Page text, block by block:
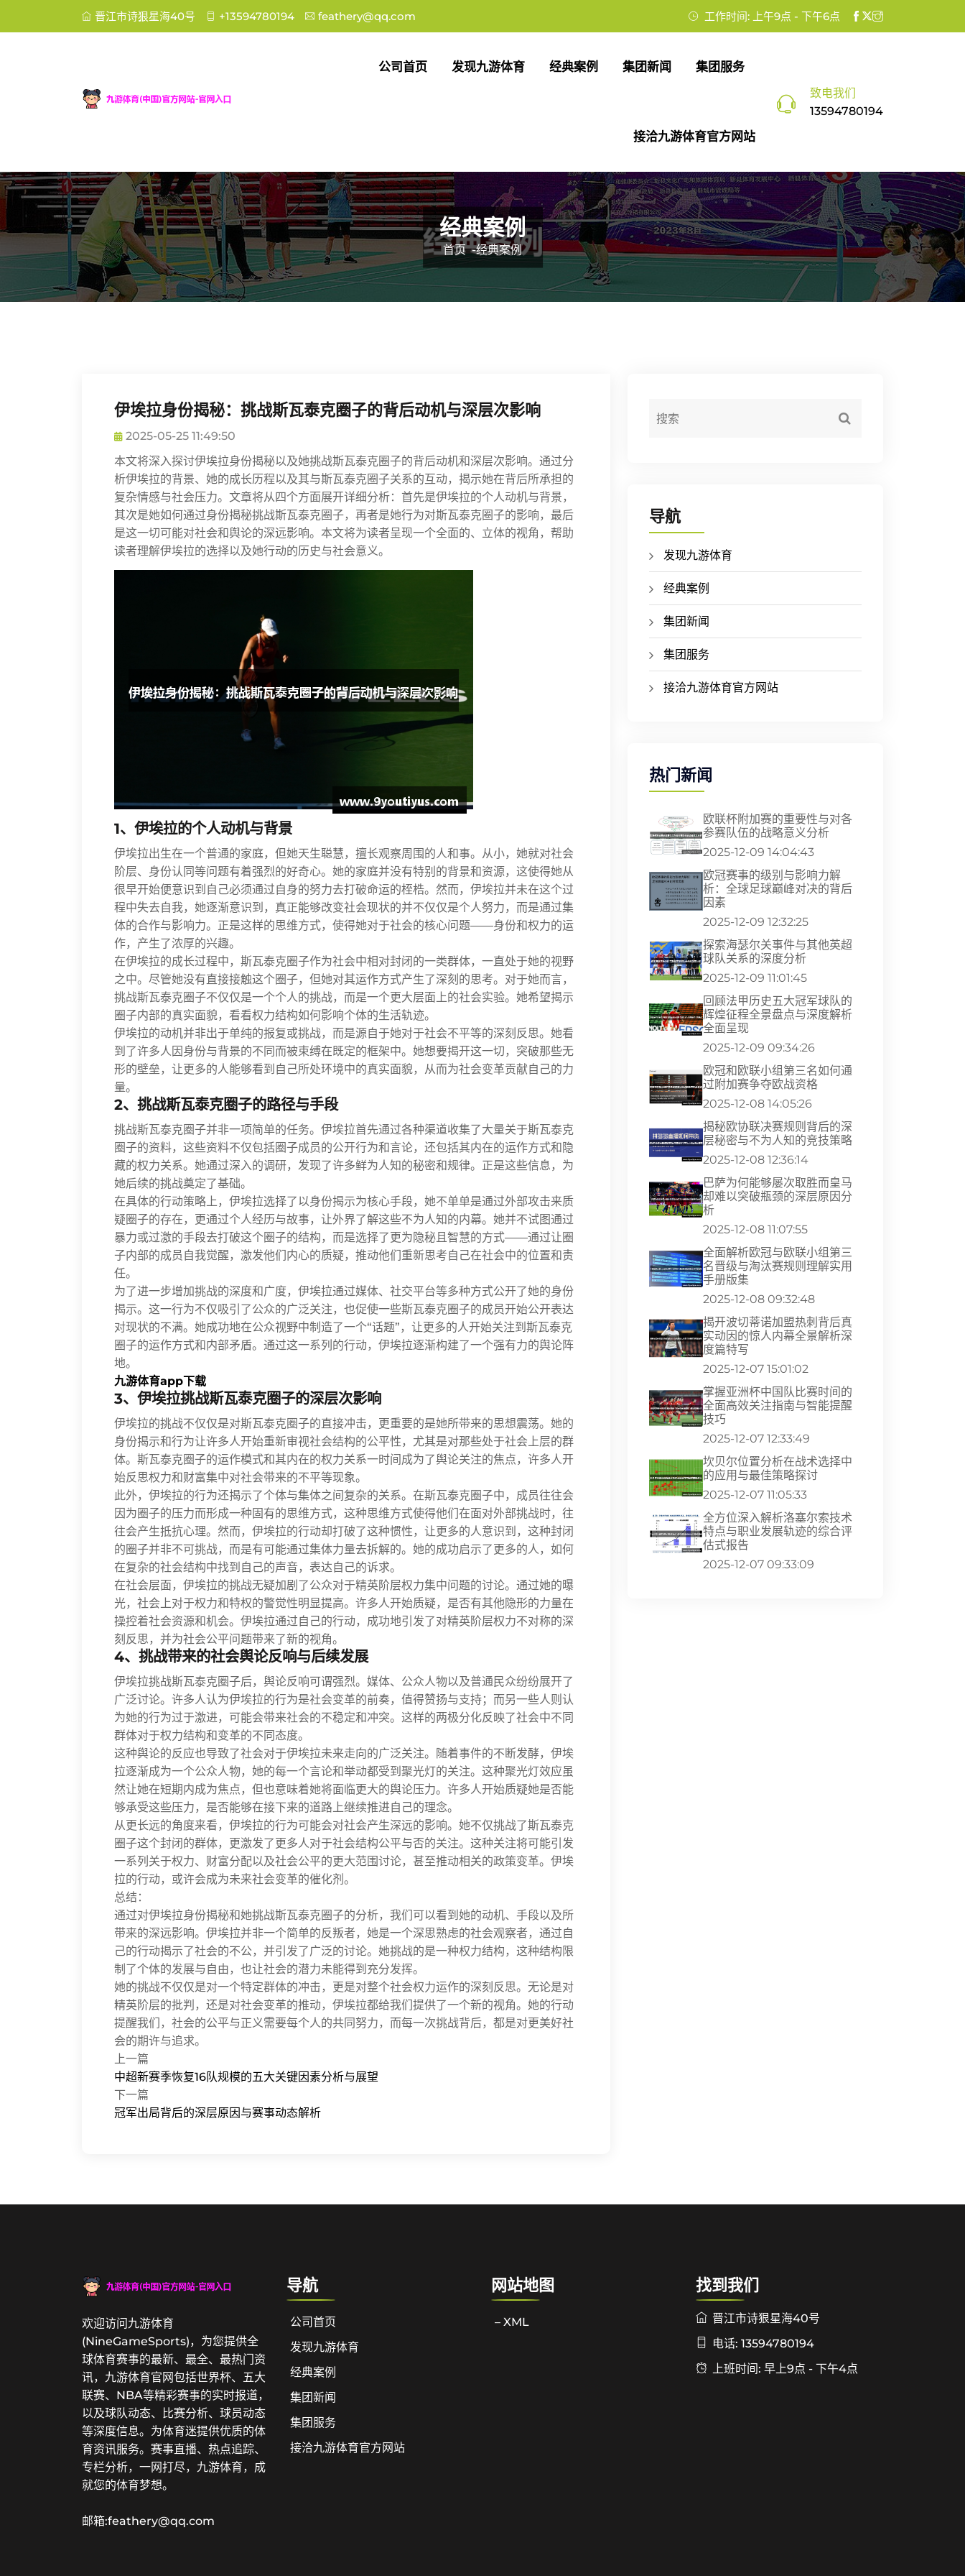
晋江市诗狠星海40号 +13594780194 feathery@qq.com 工作时间: 上午9点 - 下午6点
公司首页 发现九游体育 经典案例 集团新闻 集团服务
接洽九游体育官方网站
致电我们
13594780194
经典案例
首页 -经典案例
伊埃拉身份揭秘：挑战斯瓦泰克圈子的背后动机与深层次影响
2025-05-25 11:49:50
本文将深入探讨伊埃拉身份揭秘以及她挑战斯瓦泰克圈子的背后动机和深层次影响。通过分
析伊埃拉的背景、她的成长历程以及其与斯瓦泰克圈子关系的互动，揭示她在背后所承担的
复杂情感与社会压力。文章将从四个方面展开详细分析：首先是伊埃拉的个人动机与背景，
其次是她如何通过身份揭秘挑战斯瓦泰克圈子，再者是她行为对斯瓦泰克圈子的影响，最后
是这一切可能对社会和舆论的深远影响。本文将为读者呈现一个全面的、立体的视角，帮助
读者理解伊埃拉的选择以及她行动的历史与社会意义。
1、伊埃拉的个人动机与背景
伊埃拉出生在一个普通的家庭，但她天生聪慧，擅长观察周围的人和事。从小，她就对社会
阶层、身份认同等问题有着强烈的好奇心。她的家庭并没有特别的背景和资源，这使得她从
很早开始便意识到自己必须通过自身的努力去打破命运的桎梏。然而，伊埃拉并未在这个过
程中失去自我，她逐渐意识到，真正能够改变社会现状的并不仅仅是个人努力，而是通过集
体的合作与影响力。正是这样的思维方式，使得她对于社会的核心问题——身份和权力的运
作，产生了浓厚的兴趣。
在伊埃拉的成长过程中，斯瓦泰克圈子作为社会中相对封闭的一类群体，一直处于她的视野
之中。尽管她没有直接接触这个圈子，但她对其运作方式产生了深刻的思考。对于她而言，
挑战斯瓦泰克圈子不仅仅是一个个人的挑战，而是一个更大层面上的社会实验。她希望揭示
圈子内部的真实面貌，看看权力结构如何影响个体的生活轨迹。
伊埃拉的动机并非出于单纯的报复或挑战，而是源自于她对于社会不平等的深刻反思。她看
到了许多人因身份与背景的不同而被束缚在既定的框架中。她想要揭开这一切，突破那些无
形的壁垒，让更多的人能够看到自己所处环境中的真实面貌，从而为社会变革贡献自己的力
量。
2、挑战斯瓦泰克圈子的路径与手段
挑战斯瓦泰克圈子并非一项简单的任务。伊埃拉首先通过各种渠道收集了大量关于斯瓦泰克
圈子的资料，这些资料不仅包括圈子成员的公开行为和言论，还包括其内在的运作方式和隐
藏的权力关系。她通过深入的调研，发现了许多鲜为人知的秘密和规律。正是这些信息，为
她后续的挑战奠定了基础。
在具体的行动策略上，伊埃拉选择了以身份揭示为核心手段，她不单单是通过外部攻击来质
疑圈子的存在，更通过个人经历与故事，让外界了解这些不为人知的内幕。她并不试图通过
暴力或过激的手段去打破这个圈子的结构，而是选择了更为隐秘且智慧的方式——通过让圈
子内部的成员自我觉醒，激发他们内心的质疑，推动他们重新思考自己在社会中的位置和责
任。
为了进一步增加挑战的深度和广度，伊埃拉通过媒体、社交平台等多种方式公开了她的身份
揭示。这一行为不仅吸引了公众的广泛关注，也促使一些斯瓦泰克圈子的成员开始公开表达
对现状的不满。她成功地在公众视野中制造了一个“话题”，让更多的人开始关注到斯瓦泰克
圈子的运作方式和内部矛盾。通过这一系列的行动，伊埃拉逐渐构建了一个强有力的舆论阵
地。
九游体育app下载
3、伊埃拉挑战斯瓦泰克圈子的深层次影响
伊埃拉的挑战不仅仅是对斯瓦泰克圈子的直接冲击，更重要的是她所带来的思想震荡。她的
身份揭示和行为让许多人开始重新审视社会结构的公平性，尤其是对那些处于社会上层的群
体。斯瓦泰克圈子的运作模式和其内在的权力关系一时间成为了舆论关注的焦点，许多人开
始反思权力和财富集中对社会带来的不平等现象。
此外，伊埃拉的行为还揭示了个体与集体之间复杂的关系。在斯瓦泰克圈子中，成员往往会
因为圈子的压力而形成一种固有的思维方式，这种思维方式使得他们在面对外部挑战时，往
往会产生抵抗心理。然而，伊埃拉的行动却打破了这种惯性，让更多的人意识到，这种封闭
的圈子并非不可挑战，而是有可能通过集体力量去拆解的。她的成功启示了更多的人，如何
在复杂的社会结构中找到自己的声音，表达自己的诉求。
在社会层面，伊埃拉的挑战无疑加剧了公众对于精英阶层权力集中问题的讨论。通过她的曝
光，社会上对于权力和特权的警觉性明显提高。许多人开始质疑，是否有其他隐形的力量在
操控着社会资源和机会。伊埃拉通过自己的行动，成功地引发了对精英阶层权力不对称的深
刻反思，并为社会公平问题带来了新的视角。
4、挑战带来的社会舆论反响与后续发展
伊埃拉挑战斯瓦泰克圈子后，舆论反响可谓强烈。媒体、公众人物以及普通民众纷纷展开了
广泛讨论。许多人认为伊埃拉的行为是社会变革的前奏，值得赞扬与支持；而另一些人则认
为她的行为过于激进，可能会带来社会的不稳定和冲突。这样的两极分化反映了社会中不同
群体对于权力结构和变革的不同态度。
这种舆论的反应也导致了社会对于伊埃拉未来走向的广泛关注。随着事件的不断发酵，伊埃
拉逐渐成为一个公众人物，她的每一个言论和举动都受到聚光灯的关注。这种聚光灯效应虽
然让她在短期内成为焦点，但也意味着她将面临更大的舆论压力。许多人开始质疑她是否能
够承受这些压力，是否能够在接下来的道路上继续推进自己的理念。
从更长远的角度来看，伊埃拉的行为可能会对社会产生深远的影响。她不仅挑战了斯瓦泰克
圈子这个封闭的群体，更激发了更多人对于社会结构公平与否的关注。这种关注将可能引发
一系列关于权力、财富分配以及社会公平的更大范围讨论，甚至推动相关的政策变革。伊埃
拉的行动，或许会成为未来社会变革的催化剂。
总结：
通过对伊埃拉身份揭秘和她挑战斯瓦泰克圈子的分析，我们可以看到她的动机、手段以及所
带来的深远影响。伊埃拉并非一个简单的反叛者，她是一个深思熟虑的社会观察者，通过自
己的行动揭示了社会的不公，并引发了广泛的讨论。她挑战的是一种权力结构，这种结构限
制了个体的发展与自由，也让社会的潜力未能得到充分发挥。
她的挑战不仅仅是对一个特定群体的冲击，更是对整个社会权力运作的深刻反思。无论是对
精英阶层的批判，还是对社会变革的推动，伊埃拉都给我们提供了一个新的视角。她的行动
提醒我们，社会的公平与正义需要每个人的共同努力，而每一次挑战背后，都是对更美好社
会的期许与追求。
上一篇
中超新赛季恢复16队规模的五大关键因素分析与展望
下一篇
冠军出局背后的深层原因与赛事动态解析
导航
发现九游体育
经典案例
集团新闻
集团服务
接洽九游体育官方网站
热门新闻
欧联杯附加赛的重要性与对各
参赛队伍的战略意义分析
2025-12-09 14:04:43
欧冠赛事的级别与影响力解
析：全球足球巅峰对决的背后
因素
2025-12-09 12:32:25
探索海瑟尔关事件与其他英超
球队关系的深度分析
2025-12-09 11:01:45
回顾法甲历史五大冠军球队的
辉煌征程全景盘点与深度解析
全面呈现
2025-12-09 09:34:26
欧冠和欧联小组第三名如何通
过附加赛争夺欧战资格
2025-12-08 14:05:26
揭秘欧协联决赛规则背后的深
层秘密与不为人知的竞技策略
2025-12-08 12:36:14
巴萨为何能够屡次取胜而皇马
却难以突破瓶颈的深层原因分
析
2025-12-08 11:07:55
全面解析欧冠与欧联小组第三
名晋级与淘汰赛规则理解实用
手册版集
2025-12-08 09:32:48
揭开波切蒂诺加盟热刺背后真
实动因的惊人内幕全景解析深
度篇特写
2025-12-07 15:01:02
掌握亚洲杯中国队比赛时间的
全面高效关注指南与智能提醒
技巧
2025-12-07 12:33:49
坎贝尔位置分析在战术选择中
的应用与最佳策略探讨
2025-12-07 11:05:33
全方位深入解析洛塞尔索技术
特点与职业发展轨迹的综合评
估式报告
2025-12-07 09:33:09
欢迎访问九游体育
(NineGameSports)，为您提供全
球体育赛事的最新、最全、最热门资
讯，九游体育官网包括世界杯、五大
联赛、NBA等精彩赛事的实时报道，
以及球队动态、比赛分析、球员动态
等深度信息。为体育迷提供优质的体
育资讯服务。赛事直播、热点追踪、
专栏分析，一网打尽，九游体育，成
就您的体育梦想。
邮箱:feathery@qq.com
导航
公司首页
发现九游体育
经典案例
集团新闻
集团服务
接洽九游体育官方网站
网站地图
– XML
找到我们
晋江市诗狠星海40号
电话: 13594780194
上班时间: 早上9点 - 下午4点